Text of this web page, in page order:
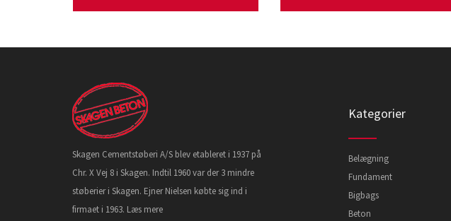
Skagen Cementstøberi A/S blev etableret i 1937 på
Chr. X Vej 8 i Skagen. Indtil 1960 var der 3 mindre
støberier i Skagen. Ejner Nielsen købte sig ind i
firmaet i 1963. Læs mere
Kategorier
Belægning
Fundament
Bigbags
Beton